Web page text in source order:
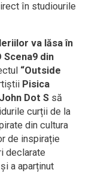
în studiourile
va lăsa în
Scena9 din
“Outside
Pisica
John Dot S să
curții de la
din cultura
de inspirație
declarate
a aparținut